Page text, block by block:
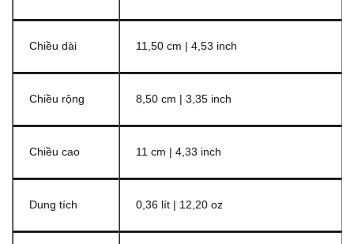
Chiều dài 11,50 cm | 4,53 inch
Chiều rộng 8,50 cm | 3,35 inch
Chiều cao 11 cm | 4,33 inch
Dung tích 0,36 lít | 12,20 oz